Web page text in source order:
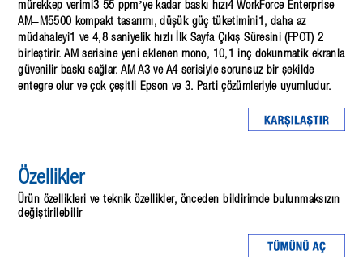
mürekkep verimi3 55 ppm’ye kadar baskı hızı4 WorkForce Enterprise
AM–M5500 kompakt tasarımı, düşük güç tüketimini1, daha az
müdahaleyi1 ve 4,8 saniyelik hızlı İlk Sayfa Çıkış Süresini (FPOT) 2
birleştirir. AM serisine yeni eklenen mono, 10,1 inç dokunmatik ekranla
güvenilir baskı sağlar. AM A3 ve A4 serisiyle sorunsuz bir şekilde
entegre olur ve çok çeşitli Epson ve 3. Parti çözümleriyle uyumludur.
Özellikler
Ürün özellikleri ve teknik özellikler, önceden bildirimde bulunmaksızın
değiştirilebilir